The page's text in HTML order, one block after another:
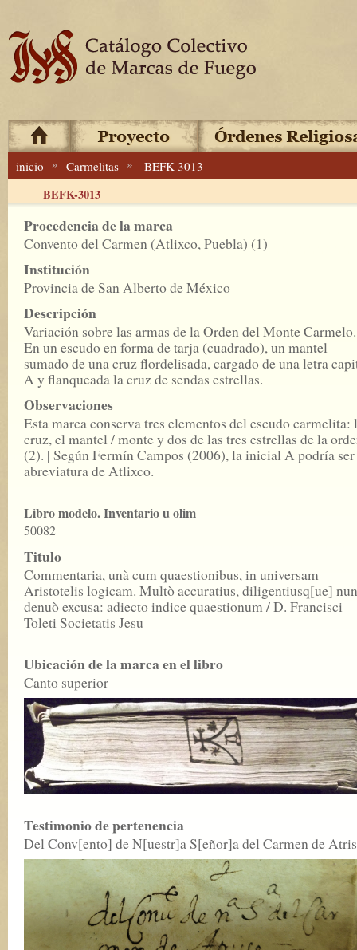
inicio » Carmelitas » BEFK-3013
BEFK-3013
Procedencia de la marca
Convento del Carmen (Atlixco, Puebla) (1)
Institución
Provincia de San Alberto de México
Descripción
Variación sobre las armas de la Orden del Monte Carmelo.
En un escudo en forma de tarja (cuadrado), un mantel
sumado de una cruz flordelisada, cargado de una letra
A y flanqueada la cruz de sendas estrellas.
Observaciones
Esta marca conserva tres elementos del escudo carmelita:
cruz, el mantel / monte y dos de las tres estrellas de la
(2). | Según Fermín Campos (2006), la inicial A podría
abreviatura de Atlixco.
Libro modelo. Inventario u olim
50082
Titulo
Commentaria, unà cum quaestionibus, in universam
Aristotelis logicam. Multò accuratius, diligentiusq[ue]
denuò excusa: adiecto indice quaestionum / D. Francisci
Toleti Societatis Jesu
Ubicación de la marca en el libro
Canto superior
Testimonio de pertenencia
Del Conv[ento] de N[uestr]a S[eñor]a del Carmen de